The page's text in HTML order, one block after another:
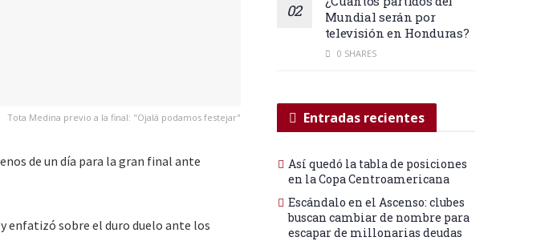
Tota Medina previo a la final: "Ojalá podamos festejar"
de un día para la gran final ante
enfatizó sobre el duro duelo ante los
Mundial serán por
televisión en Honduras?
0 SHARES
Entradas recientes
Así quedó la tabla de posiciones
en la Copa Centroamericana
Escándalo en el Ascenso: clubes
buscan cambiar de nombre para
escapar de millonarias deudas